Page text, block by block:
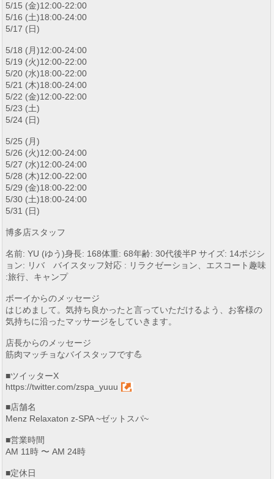
5/15 (金)12:00-22:00
5/16 (土)18:00-24:00
5/17 (日)
5/18 (月)12:00-24:00
5/19 (火)12:00-22:00
5/20 (水)18:00-22:00
5/21 (木)18:00-24:00
5/22 (金)12:00-22:00
5/23 (土)
5/24 (日)
5/25 (月)
5/26 (火)12:00-24:00
5/27 (水)12:00-24:00
5/28 (木)12:00-22:00
5/29 (金)18:00-22:00
5/30 (土)18:00-24:00
5/31 (日)
博多店スタッフ
名前: YU (ゆう)身長: 168体重: 68年齢: 30代後半P サイズ: 14ポジシ
ョン: リバ バイスタッフ対応 : リラクゼーション、エスコート趣味
:旅行、キャンプ
ボーイからのメッセージ
はじめまして。気持ち良かったと言っていただけるよう、お客様の
気持ちに沿ったマッサージをしていきます。
店長からのメッセージ
筋肉マッチョなバイスタッフです💪
■ツイッターX
https://twitter.com/zspa_yuuu
■店舗名
Menz Relaxaton z-SPA ~ゼットスパ~
■営業時間
AM 11時 〜 AM 24時
■定休日